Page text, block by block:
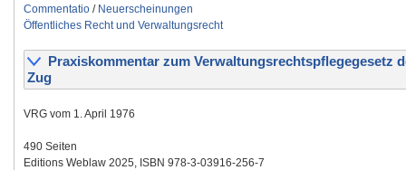
Commentatio / Neuerscheinungen
Öffentliches Recht und Verwaltungsrecht
Praxiskommentar zum Verwaltungsrechtspflegegesetz
Zug
VRG vom 1. April 1976
490 Seiten
Editions Weblaw 2025, ISBN 978-3-03916-256-7